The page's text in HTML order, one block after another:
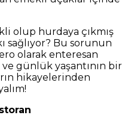
olup hurdaya çıkmış
sağlıyor? Bu sorunun
olarak enteresan
günlük yaşantının bir
hikayelerinden